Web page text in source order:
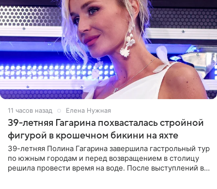
11 часов назад Елена Нужная
39-летняя Гагарина похвасталась стройной
фигурой в крошечном бикини на яхте
39-летняя Полина Гагарина завершила гастрольный тур
по южным городам и перед возвращением в столицу
решила провести время на воде. После выступлений в